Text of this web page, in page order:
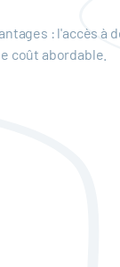
: l'accès à
coût abordable.